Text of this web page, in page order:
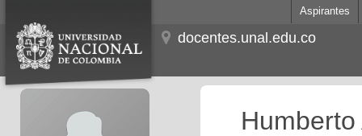
Aspirantes
docentes.unal.edu.co